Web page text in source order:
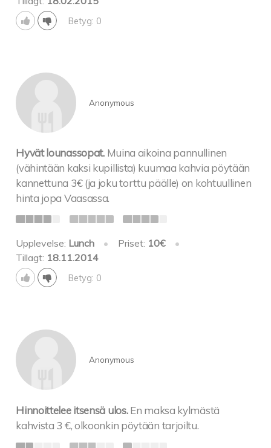
Betyg: 0
Anonymous
Hyvät lounassopat. Muina aikoina pannullinen
(vähintään kaksi kupillista) kuumaa kahvia pöytään
kannettuna 3€ (ja joku torttu päälle) on kohtuullinen
hinta jopa Vaasassa.
Upplevelse: Lunch • Priset: 10€
•
Tillagt: 18.11.2014
Betyg: 0
Anonymous
Hinnoittelee itsensä ulos. En maksa kylmästä
kahvista 3 €, olkoonkin pöytään tarjoiltu.